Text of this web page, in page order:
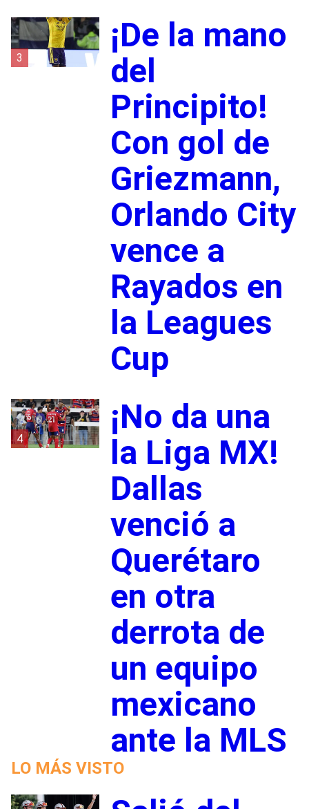
3
¡De la mano
del
Principito!
Con gol de
Griezmann,
Orlando City
vence a
Rayados en
la Leagues
Cup
4
¡No da una
la Liga MX!
Dallas
venció a
Querétaro
en otra
derrota de
un equipo
mexicano
ante la MLS
LO MÁS VISTO